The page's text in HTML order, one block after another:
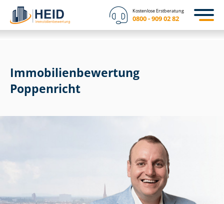
Kostenlose Erstberatung
0800 - 909 02 82
Immobilien­bewertung
Poppenricht